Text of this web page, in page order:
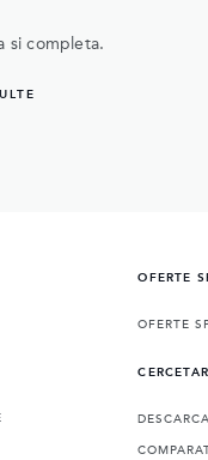
si completa.
OFERTE
OFERTE